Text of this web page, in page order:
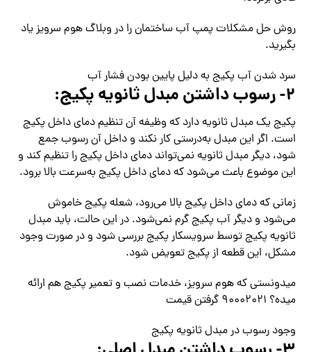
روش حل مشکلات پمپ آب ساختمان را در وبلاگ هوم سرویز یاد
بگیرید.
سرد شدن آب پکیج به دلیل پایین بودن فشار آب
۲- رسوب داشتن مبدل ثانویه پکیج:
پکیج یک مبدل ثانویه دارد که وظیفه آن تنظیم دمای داخل پکیج
است. اگر این مبدل به‌درستی کار نکند و داخل آن رسوب جمع
شود، دیگر مبدل ثانویه نمی‌تواند دمای داخل پکیج را تنظیم کند و
این موضوع باعث می‌شود که دمای داخل پکیج به‌سرعت بالا برود.
زمانی که دمای داخل پکیج بالا می‌رود، شعله پکیج خاموش
می‌شود و دیگر آب پکیج گرم نمی‌شود. در این حالت، باید مبدل
ثانویه پکیج توسط سرویسکار پکیج بررسی شود و در صورت وجود
مشکل، این قطعه از پکیج تعویض شود.
میدونستی که هوم سرویز، خدمات نصب و تعمیر پکیج هم ارائه
میده؟ ۹۰۰۰۲۰۲۱ گرفتن قیمت
وجود رسوب در مبدل ثانویه پکیج